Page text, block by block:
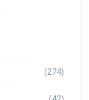
(274)